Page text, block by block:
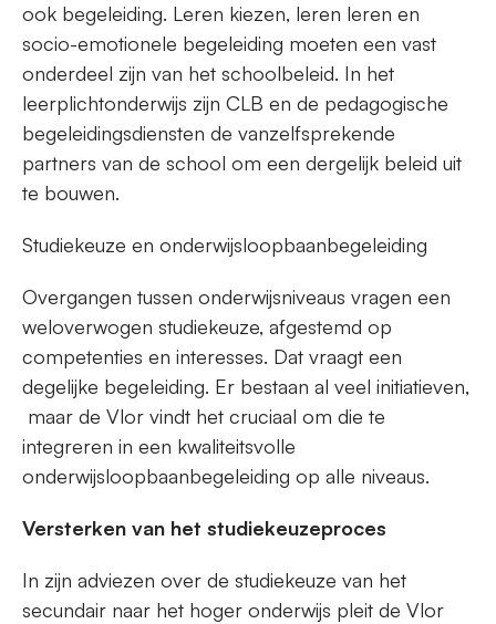
ook begeleiding. Leren kiezen, leren leren en
socio-emotionele begeleiding moeten een vast
onderdeel zijn van het schoolbeleid. In het
leerplichtonderwijs zijn CLB en de pedagogische
begeleidingsdiensten de vanzelfsprekende
partners van de school om een dergelijk beleid uit
te bouwen.
Studiekeuze en onderwijsloopbaanbegeleiding
Overgangen tussen onderwijsniveaus vragen een
weloverwogen studiekeuze, afgestemd op
competenties en interesses. Dat vraagt een
degelijke begeleiding. Er bestaan al veel initiatieven,
maar de Vlor vindt het cruciaal om die te
integreren in een kwaliteitsvolle
onderwijsloopbaanbegeleiding op alle niveaus.
Versterken van het studiekeuzeproces
In zijn adviezen over de studiekeuze van het
secundair naar het hoger onderwijs pleit de Vlor